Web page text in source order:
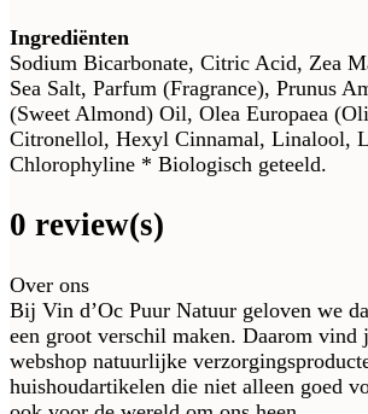
Ingrediënten
Sodium Bicarbonate, Citric Acid, Zea
Sea Salt, Parfum (Fragrance), Prunus
(Sweet Almond) Oil, Olea Europaea
Citronellol, Hexyl Cinnamal, Linalool,
Chlorophyline * Biologisch geteeld.
0 review(s)
Over ons
Bij Vin d’Oc Puur Natuur geloven we
een groot verschil maken. Daarom vind
webshop natuurlijke
huishoudartikelen die niet alleen goed